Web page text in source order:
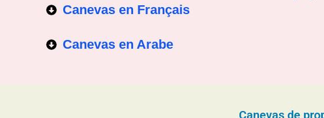
Canevas en Français
Canevas en Arabe
Canevas de